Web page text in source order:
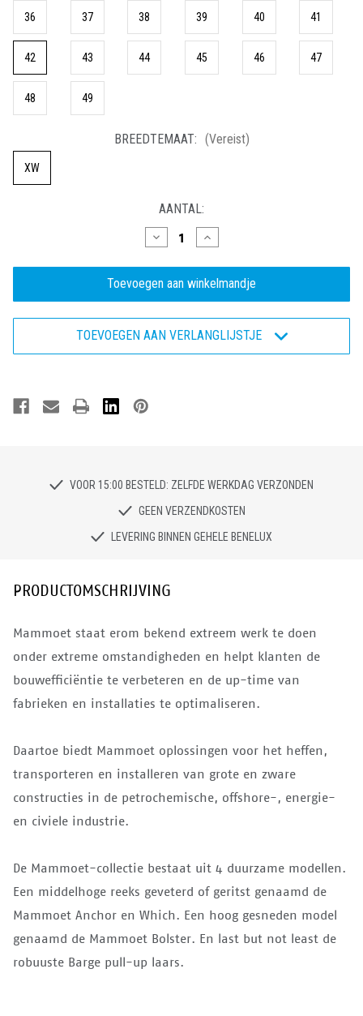
36 37 38 39 40 41
42 43 44 45 46 47
48 49
BREEDTEMAAT: (Vereist)
XW
AANTAL:
Hoeveelheid
verlagen
Mammoet
ANCHOR
XW
Veiligheidsschoen
S3
Hoeveelheid
verhogen
Mammoet
ANCHOR
XW
Veiligheidsschoen
S3
TOEVOEGEN AAN VERLANGLIJSTJE
VOOR 15:00 BESTELD: ZELFDE WERKDAG VERZONDEN
GEEN VERZENDKOSTEN
LEVERING BINNEN GEHELE BENELUX
PRODUCTOMSCHRIJVING
Mammoet staat erom bekend extreem werk te doen
onder extreme omstandigheden en helpt klanten de
bouwefficiëntie te verbeteren en de up-time van
fabrieken en installaties te optimaliseren.
Daartoe biedt Mammoet oplossingen voor het heffen,
transporteren en installeren van grote en zware
constructies in de petrochemische, offshore-, energie-
en civiele industrie.
De Mammoet-collectie bestaat uit 4 duurzame modellen.
Een middelhoge reeks geveterd of geritst genaamd de
Mammoet Anchor en Which. Een hoog gesneden model
genaamd de Mammoet Bolster. En last but not least de
robuuste Barge pull-up laars.